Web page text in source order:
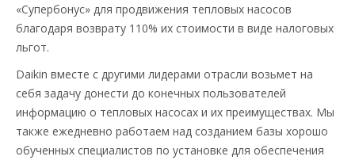
«Супербонус» для продвижения тепловых насосов
благодаря возврату 110% их стоимости в виде налоговых
льгот.
Daikin вместе с другими лидерами отрасли возьмет на
себя задачу донести до конечных пользователей
информацию о тепловых насосах и их преимуществах. Мы
также ежедневно работаем над созданием базы хорошо
обученных специалистов по установке для обеспечения